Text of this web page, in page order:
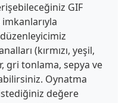
GIF
(kırmızı, yeşil,
gri tonlama, sepya ve
Oynatma
istediğiniz değere